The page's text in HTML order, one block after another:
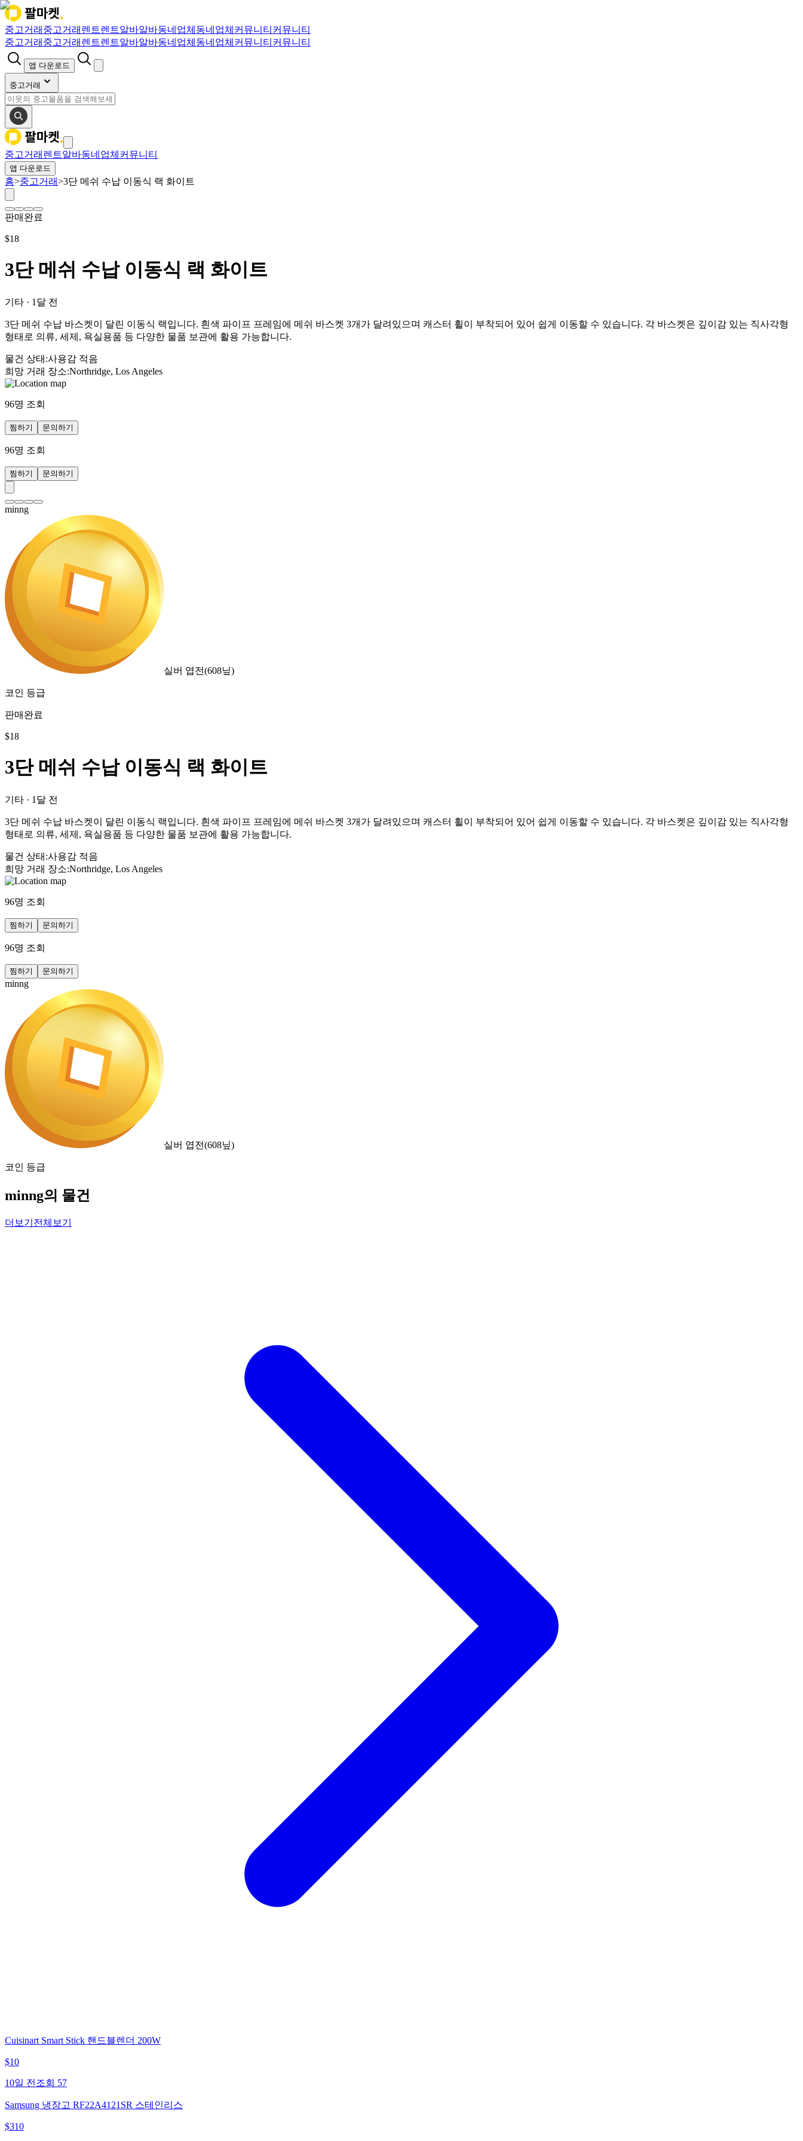
중고거래 중고거래 렌트렌트알바알바동네업체 동네업체 커뮤니티 커뮤니티
중고거래 중고거래 렌트렌트알바알바동네업체 동네업체 커뮤니티 커뮤니티
앱 다운로드
중고거래
중고거래 렌트알바동네업체 커뮤니티
앱 다운로드
홈>중고거래>3단 메쉬 수납 이동식 랙 화이트
판매완료
$18
3단 메쉬 수납 이동식 랙 화이트
기타 · 1달 전
3단 메쉬 수납 바스켓이 달린 이동식 랙입니다. 흰색 파이프 프레임에 메쉬 바스켓 3개가 달려있으며 캐스터 휠이 부착되어 있어 쉽게 이동할 수 있습니다. 각 바스켓은 깊이감 있는 직사각형
형태로 의류, 세제, 욕실용품 등 다양한 물품 보관에 활용 가능합니다.
물건 상태 :사용감 적음
희망 거래 장소:Northridge, Los Angeles
96명 조회
찜하기 문의하기
96명 조회
찜하기 문의하기
minng
실버 엽전(608닢)
코인 등급
판매완료
$18
3단 메쉬 수납 이동식 랙 화이트
기타 · 1달 전
3단 메쉬 수납 바스켓이 달린 이동식 랙입니다. 흰색 파이프 프레임에 메쉬 바스켓 3개가 달려있으며 캐스터 휠이 부착되어 있어 쉽게 이동할 수 있습니다. 각 바스켓은 깊이감 있는 직사각형
형태로 의류, 세제, 욕실용품 등 다양한 물품 보관에 활용 가능합니다.
물건 상태 :사용감 적음
희망 거래 장소:Northridge, Los Angeles
96명 조회
찜하기 문의하기
96명 조회
찜하기 문의하기
minng
실버 엽전(608닢)
코인 등급
minng의 물건
더보기 전체보기
Cuisinart Smart Stick 핸드블렌더 200W
$10
10일 전 조회 57
Samsung 냉장고 RF22A4121SR 스테인리스
$310